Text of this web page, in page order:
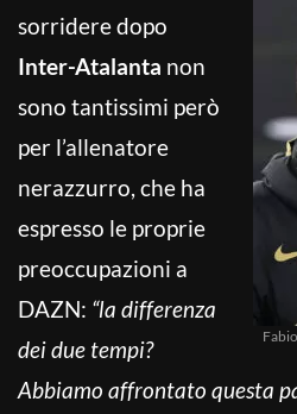
sorridere dopo
Inter-Atalanta non
sono tantissimi però
per l’allenatore
nerazzurro, che ha
espresso le proprie
preoccupazioni a
DAZN: “la differenza
dei due tempi?
Abbiamo affrontato questa